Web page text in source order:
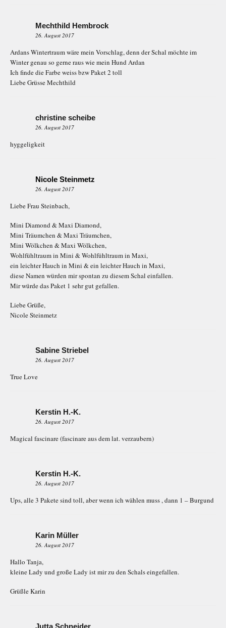
Mechthild Hembrock
26. August 2017
Ardans Wintertraum wäre mein Vorschlag, denn der Schal möchte im
Winter genau so gerne raus wie mein Hund Ardan
Ich finde die Farbe weiss bzw Paket 2 toll
Liebe Grüsse Mechthild
christine scheibe
26. August 2017
hyggeligkeit
Nicole Steinmetz
26. August 2017
Liebe Frau Steinbach,
Mini Diamond & Maxi Diamond,
Mini Träumchen & Maxi Träumchen,
Mini Wölkchen & Maxi Wölkchen,
Wohlfühltraum in Mini & Wohlfühltraum in Maxi,
ein leichter Hauch in Mini & ein leichter Hauch in Maxi,
diese Namen würden mir spontan zu diesem Schal einfallen.
Mir würde das Paket 1 sehr gut gefallen.
Liebe Grüße,
Nicole Steinmetz
Sabine Striebel
26. August 2017
True Love
Kerstin H.-K.
26. August 2017
Magical fascinare (fascinare aus dem lat. verzaubern)
Kerstin H.-K.
26. August 2017
Ups, alle 3 Pakete sind toll, aber wenn ich wählen muss , dann 1 – Burgund
Karin Müller ​
26. August 2017
Hallo Tanja,
kleine Lady und große Lady ist mir zu den Schals eingefallen.
Grüßle Karin